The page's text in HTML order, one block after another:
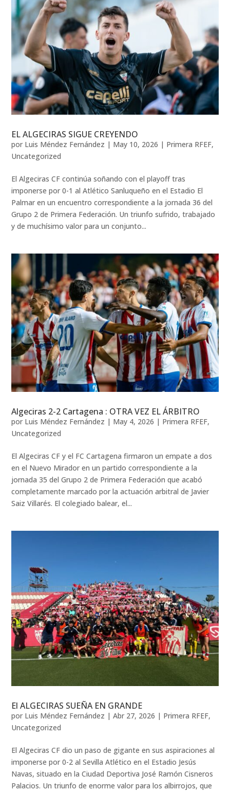
EL ALGECIRAS SIGUE CREYENDO
por Luis Méndez Fernández | May 10, 2026 | Primera RFEF,
Uncategorized
El Algeciras CF continúa soñando con el playoff tras
imponerse por 0-1 al Atlético Sanluqueño en el Estadio El
Palmar en un encuentro correspondiente a la jornada 36 del
Grupo 2 de Primera Federación. Un triunfo sufrido, trabajado
y de muchísimo valor para un conjunto...
Algeciras 2-2 Cartagena : OTRA VEZ EL ÁRBITRO
por Luis Méndez Fernández | May 4, 2026 | Primera RFEF,
Uncategorized
El Algeciras CF y el FC Cartagena firmaron un empate a dos
en el Nuevo Mirador en un partido correspondiente a la
jornada 35 del Grupo 2 de Primera Federación que acabó
completamente marcado por la actuación arbitral de Javier
Saiz Villarés. El colegiado balear, el...
El ALGECIRAS SUEÑA EN GRANDE
por Luis Méndez Fernández |Abr 27, 2026 | Primera RFEF,
Uncategorized
El Algeciras CF dio un paso de gigante en sus aspiraciones al
imponerse por 0-2 al Sevilla Atlético en el Estadio Jesús
Navas, situado en la Ciudad Deportiva José Ramón Cisneros
Palacios. Un triunfo de enorme valor para los albirrojos, que